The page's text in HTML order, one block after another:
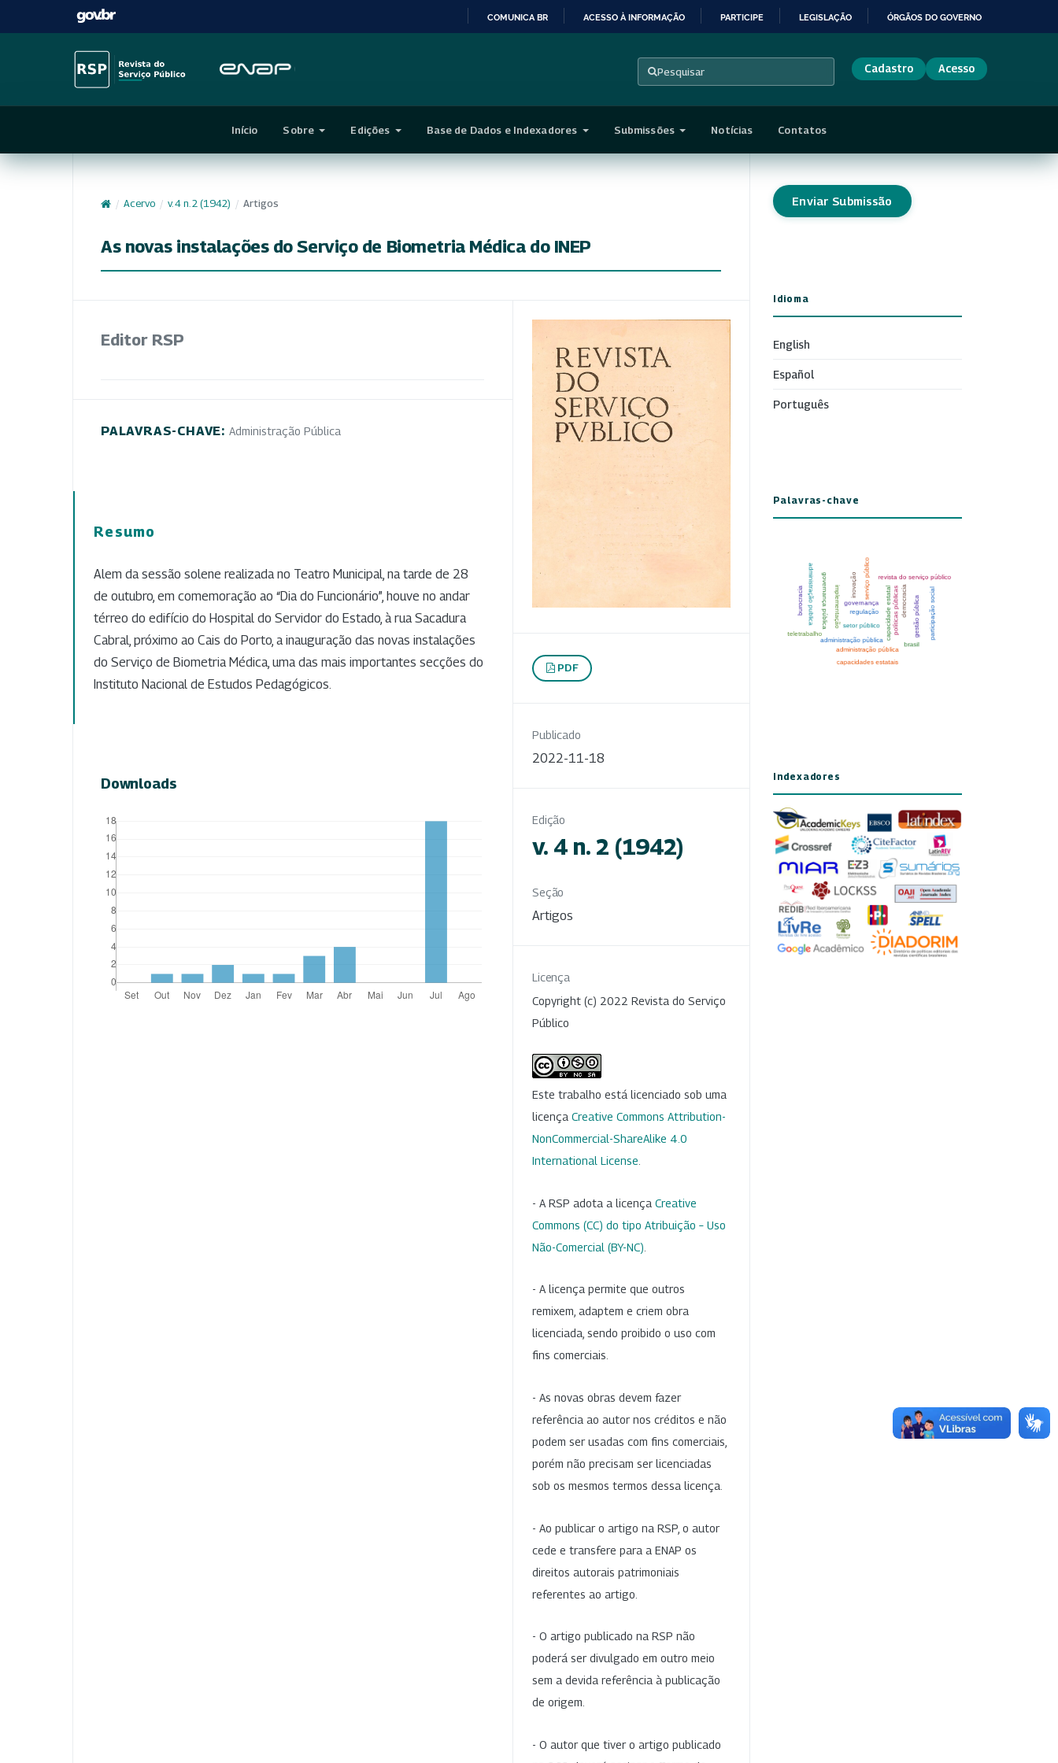
CONTEÚDO
COMUNICA BR ACESSO À INFORMAÇÃO PARTICIPE LEGISLAÇÃO ÓRGÃOS DO GOVERNO
Pesquisar Cadastro Acesso
Início Sobre Edições Base de Dados e Indexadores Submissões Notícias Contatos
/ Acervo / v. 4 n. 2 (1942) / Artigos
As novas instalações do Serviço de Biometria Médica do INEP
Editor RSP
PALAVRAS-CHAVE: Administração Pública
Resumo
Alem da sessão solene realizada no Teatro Municipal, na tarde de 28
de outubro, em comemoração ao “Dia do Funcionário”, houve no andar
térreo do edifício do Hospital do Servidor do Estado, à rua Sacadura
Cabral, próximo ao Cais do Porto, a inauguração das novas instalações
do Serviço de Biometria Médica, uma das mais importantes secções do
Instituto Nacional de Estudos Pedagógicos.
Downloads
PDF
Publicado
2022-11-18
Edição
v. 4 n. 2 (1942)
Seção
Artigos
Licença
Copyright (c) 2022 Revista do Serviço
Público
Este trabalho está licenciado sob uma
licença Creative Commons Attribution-
NonCommercial-ShareAlike 4.0
International License
- A RSP adota a licença Creative
Commons (CC) do tipo Atribuição – Uso
Não-Comercial (BY-NC)
- A licença permite que outros
remixem, adaptem e criem obra
licenciada, sendo proibido o uso com
fins comerciais.
- As novas obras devem fazer
referência ao autor nos créditos e não
podem ser usadas com fins comerciais,
porém não precisam ser licenciadas
sob os mesmos termos dessa licença.
- Ao publicar o artigo na RSP, o autor
cede e transfere para a ENAP os
direitos autorais patrimoniais
referentes ao artigo.
- O artigo publicado na RSP não
poderá ser divulgado em outro meio
sem a devida referência à publicação
de origem.
- O autor que tiver o artigo publicado
Enviar Submissão
Idioma
English
Español
Português
Palavras-chave
Indexadores